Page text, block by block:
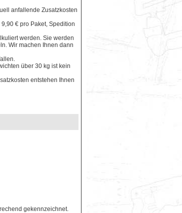
anfallende Zusatzkosten
€ pro Paket, Spedition
werden. Sie werden
Wir machen Ihnen dann
über 30 kg ist kein
entstehen Ihnen
gekennzeichnet.